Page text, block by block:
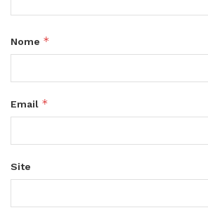
Nome *
Email *
Site